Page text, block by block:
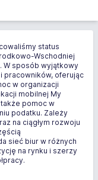
status
Wschodniej
W sposób wyjątkowy
pracowników, oferując
w organizacji
mobilnej My
pomoc w
podatku. Zależy
na ciągłym rozwoju
sieć biur w różnych
na rynku i szerzy